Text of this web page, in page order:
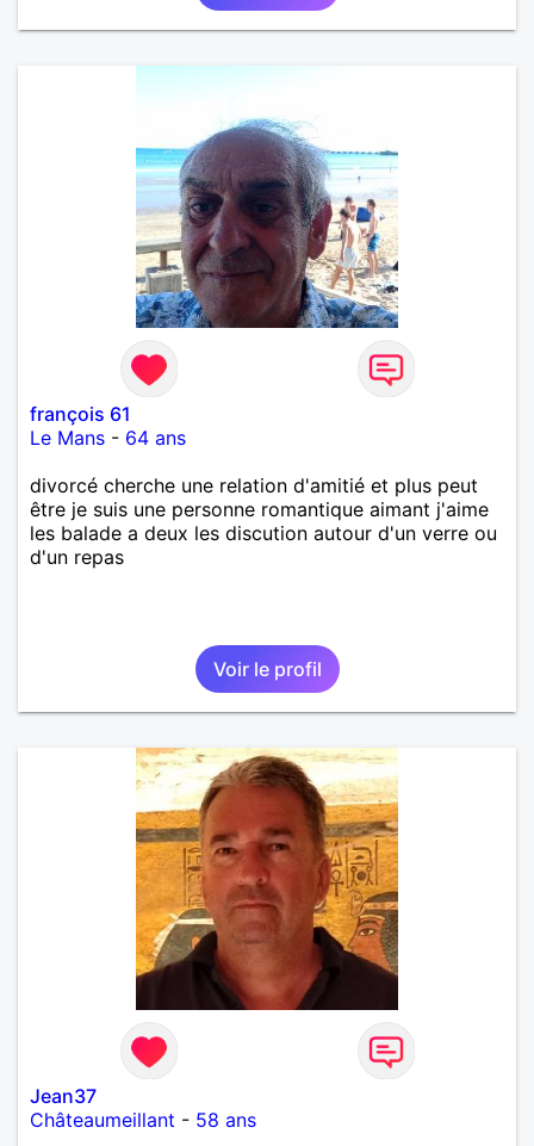
françois 61
Le Mans - 64 ans
divorcé cherche une relation d'amitié et plus peut
être je suis une personne romantique aimant j'aime
les balade a deux les discution autour d'un verre ou
d'un repas
Voir le profil
Jean37
Châteaumeillant - 58 ans